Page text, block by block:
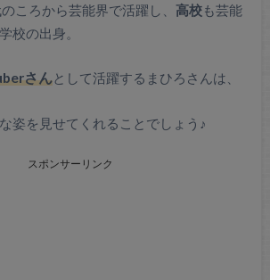
ころから芸能界で活躍し、 高校も芸能
校の出身。
さんとして活躍するまひろさんは、
姿を見せてくれることでしょう♪
スポンサーリンク